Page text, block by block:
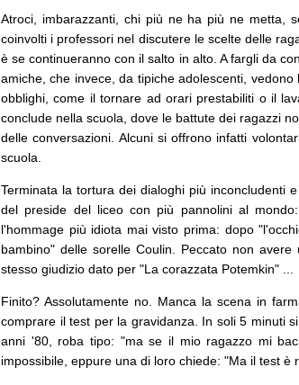
Atroci, imbarazzanti, chi più ne ha più ne metta,
coinvolti i professori nel discutere le scelte delle
è se continueranno con il salto in alto. A fargli da
amiche, che invece, da tipiche adolescenti,
obblighi, come il tornare ad orari prestabiliti o il
conclude nella scuola, dove le battute dei ragazzi
delle conversazioni. Alcuni si offrono infatti
scuola.
Terminata la tortura dei dialoghi più inconcludenti
del preside del liceo con più pannolini al
l'hommage più idiota mai visto prima: dopo
bambino" delle sorelle Coulin. Peccato non
stesso giudizio dato per "La corazzata Potemkin" ...
Finito? Assolutamente no. Manca la scena in
comprare il test per la gravidanza. In soli 5 minuti
anni '80, roba tipo: "ma se il mio ragazzo mi
impossibile, eppure una di loro chiede: "Ma il test è